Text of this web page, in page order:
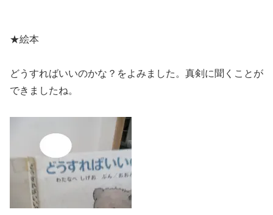
★絵本
どうすればいいのかな？をよみました。真剣に聞くことが
できましたね。